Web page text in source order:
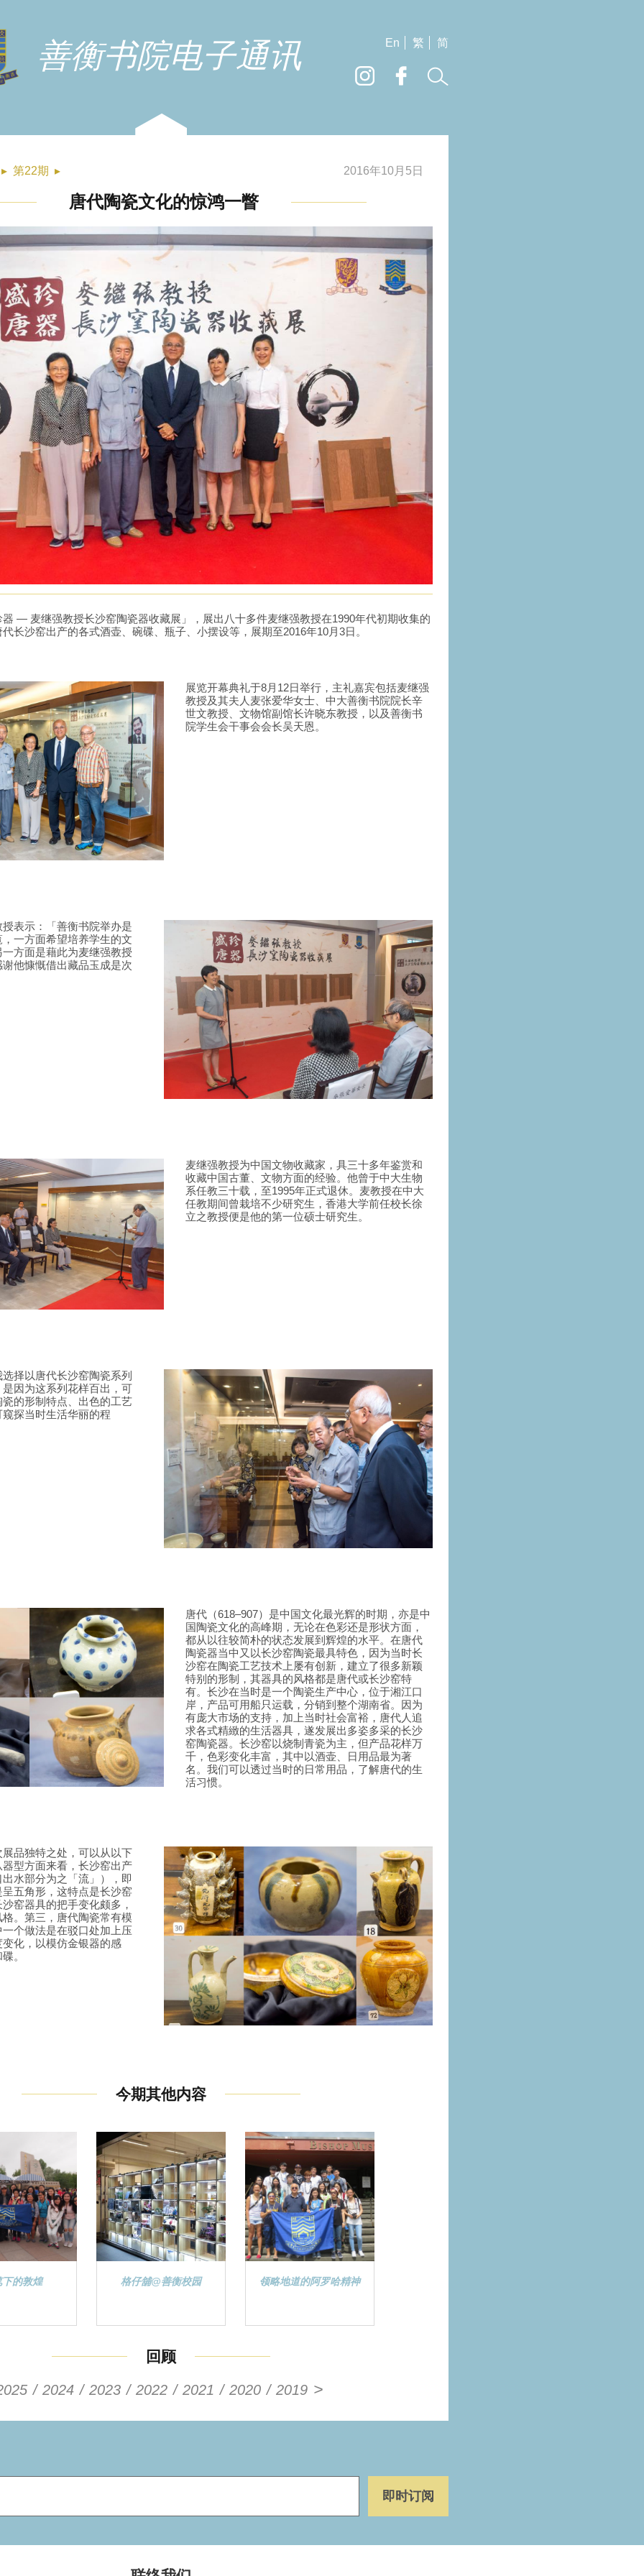
善衡书院电子通讯 En 繁 简
▸ 第22期 ▸ 2016年10月5日
唐代陶瓷文化的惊鸿一瞥
— 麦继强教授长沙窑陶瓷器收藏展」，展出八十多件麦继强教授在1990年代初期收集的
长沙窑出产的各式酒壶、碗碟、瓶子、小摆设等，展期至2016年10月3日。
展览开幕典礼于8月12日举行，主礼嘉宾包括麦继强
教授及其夫人麦张爱华女士、中大善衡书院院长辛
世文教授、文物馆副馆长许晓东教授，以及善衡书
院学生会干事会会长吴天恩。
表示：「善衡书院举办是
一方面希望培养学生的文
方面是藉此为麦继强教授
他慷慨借出藏品玉成是次
麦继强教授为中国文物收藏家，具三十多年鉴赏和
收藏中国古董、文物方面的经验。他曾于中大生物
系任教三十载，至1995年正式退休。麦教授在中大
任教期间曾栽培不少研究生，香港大学前任校长徐
立之教授便是他的第一位硕士研究生。
择以唐代长沙窑陶瓷系列
因为这系列花样百出，可
的形制特点、出色的工艺
探当时生活华丽的程
唐代（618–907）是中国文化最光辉的时期，亦是中
国陶瓷文化的高峰期，无论在色彩还是形状方面，
都从以往较简朴的状态发展到辉煌的水平。在唐代
陶瓷器当中又以长沙窑陶瓷最具特色，因为当时长
沙窑在陶瓷工艺技术上屡有创新，建立了很多新颖
特别的形制，其器具的风格都是唐代或长沙窑特
有。长沙在当时是一个陶瓷生产中心，位于湘江口
岸，产品可用船只运载，分销到整个湖南省。因为
有庞大市场的支持，加上当时社会富裕，唐代人追
求各式精緻的生活器具，遂发展出多姿多采的长沙
窑陶瓷器。长沙窑以烧制青瓷为主，但产品花样万
千，色彩变化丰富，其中以酒壶、日用品最为著
名。我们可以透过当时的日常用品，了解唐代的生
活习惯。
品独特之处，可以从以下
型方面来看，长沙窑出产
水部分为之「流」），即
五角形，这特点是长沙窑
窑器具的把手变化颇多，
。第三，唐代陶瓷常有模
个做法是在驳口处加上压
化，以模仿金银器的感
。
今期其他内容
下的敦煌 格仔舖@善衡校园 领略地道的阿罗哈精神
回顾
2024 2023 2022 2021 2020 2019 >